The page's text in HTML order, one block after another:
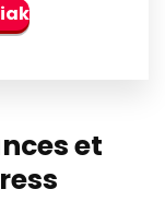
et